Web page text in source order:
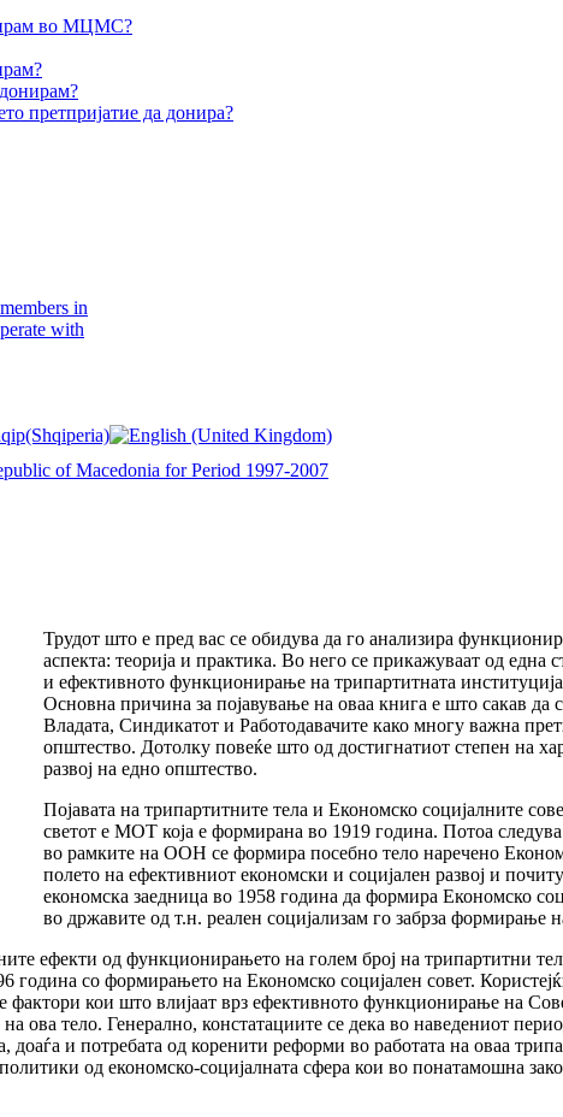
во МЦМС?
претпријатие да донира?
in
with
of Macedonia for Period 1997-2007
Трудот што е пред вас се обидува да го анализира
аспекта: теорија и практика. Во него се прикажуваат од една
и ефективното функционирање на трипартитната
Основна причина за појавување на оваа книга е што сакав да
Владата, Синдикатот и Работодавачите како многу важна
општество. Дотолку повеќе што од достигнатиот степен на
развој на едно општество.
Појавата на трипартитните тела и Економско социјалните
светот е МОТ која е формирана во 1919 година. Потоа
во рамките на ООН се формира посебно тело наречено
полето на ефективниот економски и социјален развој и
економска заедница во 1958 година да формира Економско
во државите од т.н. реален социјализам го забрза
ефекти од функционирањето на голем број на трипартитни
година со формирањето на Економско социјален совет.
фактори кои што влијаат врз ефективното функционирање на
ова тело. Генерално, констатациите се дека во наведениот
доаѓа и потребата од коренити реформи во работата на оваа
од економско-социјалната сфера кои во понатамошна